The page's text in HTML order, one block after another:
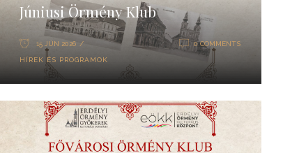
Júniusi Örmény Klub
15 JÚN 2026
HÍREK ÉS PROGRAMOK
0 COMMENTS